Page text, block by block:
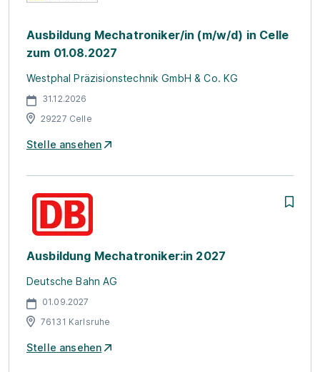
Ausbildung Mechatroniker/in (m/w/d) in Celle
zum 01.08.2027
Westphal Präzisionstechnik GmbH & Co. KG
31.12.2026
29227 Celle
Stelle ansehen
Ausbildung Mechatroniker:in 2027
Deutsche Bahn AG
01.09.2027
76131 Karlsruhe
Stelle ansehen